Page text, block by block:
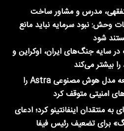
مدرس و مشاور ساخت
وحش: نبود سرمایه نباید مانع
شود
سایه جنگ‌های ایران، اوکراین و
بیشتر می‌کند
OpenAI توسعه مدل هوش مصنوعی Astra را
امنیتی متوقف کرد
به منتقدان اینفانتینو کرد؛ ادعای
برای تضعیف رئیس فیفا